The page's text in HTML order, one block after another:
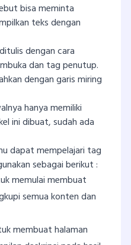
bisa meminta
teks dengan
dengan cara
dan tag penutup.
dengan garis miring
hanya memiliki
ini dibuat, sudah ada
dapat mempelajari tag
sebagai berikut :
memulai membuat
semua konten dan
membuat halaman